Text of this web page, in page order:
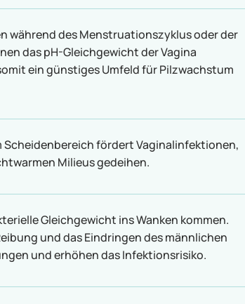
während des Menstruationszyklus oder der
das pH-Gleichgewicht der Vagina
ein günstiges Umfeld für Pilzwachstum
Scheidenbereich fördert Vaginalinfektionen,
Milieus gedeihen.
Gleichgewicht ins Wanken kommen.
und das Eindringen des männlichen
und erhöhen das Infektionsrisiko.